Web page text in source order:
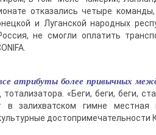
отказались четыре
и Луганской народных
не смогли оплатить
атрибуты более привычных
«Беги, беги, беги,
залихватском гимне местная
достопримечательности